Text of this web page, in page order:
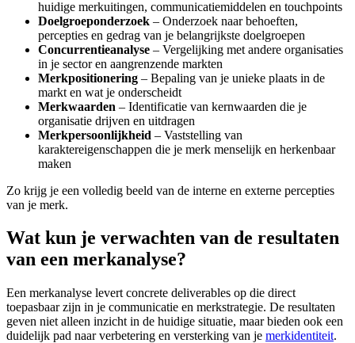
huidige merkuitingen, communicatiemiddelen en touchpoints
Doelgroeponderzoek – Onderzoek naar behoeften,
percepties en gedrag van je belangrijkste doelgroepen
Concurrentieanalyse – Vergelijking met andere organisaties
in je sector en aangrenzende markten
Merkpositionering – Bepaling van je unieke plaats in de
markt en wat je onderscheidt
Merkwaarden – Identificatie van kernwaarden die je
organisatie drijven en uitdragen
Merkpersoonlijkheid – Vaststelling van
karaktereigenschappen die je merk menselijk en herkenbaar
maken
Zo krijg je een volledig beeld van de interne en externe percepties
van je merk.
Wat kun je verwachten van de resultaten
van een merkanalyse?
Een merkanalyse levert concrete deliverables op die direct
toepasbaar zijn in je communicatie en merkstrategie. De resultaten
geven niet alleen inzicht in de huidige situatie, maar bieden ook een
duidelijk pad naar verbetering en versterking van je merkidentiteit.